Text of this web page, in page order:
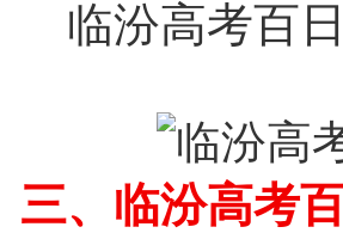
临汾高考百
三、临汾高考